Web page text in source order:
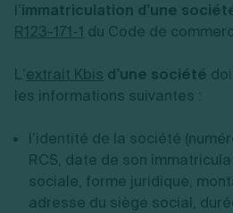
l’immatriculation d’une
R123-171-1 du Code de
L’extrait Kbis d’une société
les informations suivantes :
l’identité de la société
RCS, date de son
sociale, forme juridique,
adresse du siège social,